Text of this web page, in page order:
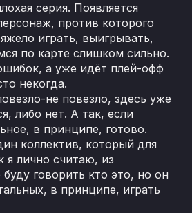
серия. Появляется
против которого
играть, выигрывать,
по карте слишком сильно.
а уже идёт плей-офф
некогда.
не повезло, здесь уже
либо нет. А так, если
в принципе, готово.
коллектив, который для
я лично считаю, из
говорить кто это, но он
в принципе, играть